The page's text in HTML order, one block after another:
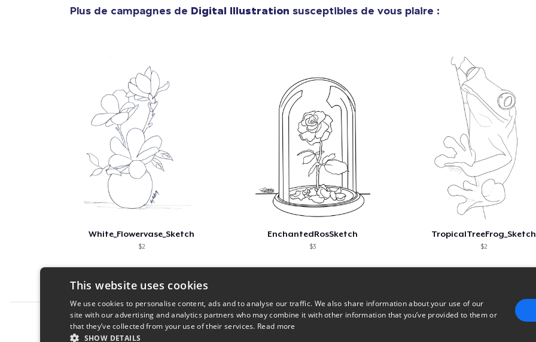
Plus de campagnes de Digital Illustration susceptibles de vous plaire :
White_Flowervase_Sketch
$2
EnchantedRosSketch
$3
TropicalTreeFrog_Sketch
$2
Report this product
This website uses cookies
We use cookies to personalise content, ads and to analyse our traffic. We also share information about your use of our
site with our advertising and analytics partners who may combine it with other information that you’ve provided to them or
that they’ve collected from your use of their services. Read more
SHOW DETAILS